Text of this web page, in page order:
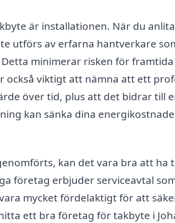
är installationen. När du
utförs av erfarna hantverkare
minimerar risken för
också viktigt att nämna att ett
över tid, plus att det bidrar till
kan sänka dina
kan det vara bra att ha
företag erbjuder serviceavtal
mycket fördelaktigt för att
ett bra företag för takbyte i